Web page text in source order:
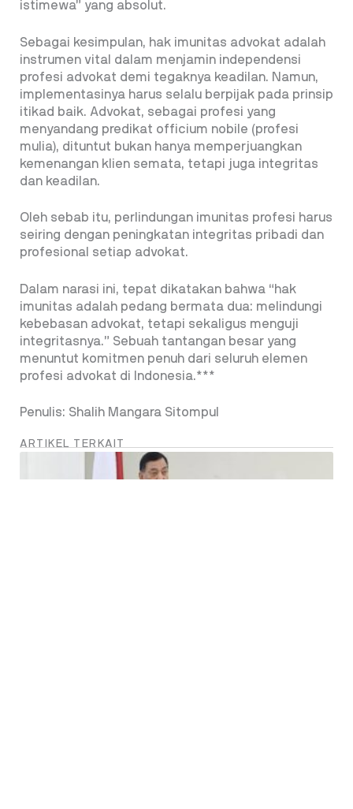
istimewa” yang absolut.
Sebagai kesimpulan, hak imunitas advokat adalah
instrumen vital dalam menjamin independensi
profesi advokat demi tegaknya keadilan. Namun,
implementasinya harus selalu berpijak pada prinsip
itikad baik. Advokat, sebagai profesi yang
menyandang predikat officium nobile (profesi
mulia), dituntut bukan hanya memperjuangkan
kemenangan klien semata, tetapi juga integritas
dan keadilan.
Oleh sebab itu, perlindungan imunitas profesi harus
seiring dengan peningkatan integritas pribadi dan
profesional setiap advokat.
Dalam narasi ini, tepat dikatakan bahwa “hak
imunitas adalah pedang bermata dua: melindungi
kebebasan advokat, tetapi sekaligus menguji
integritasnya.” Sebuah tantangan besar yang
menuntut komitmen penuh dari seluruh elemen
profesi advokat di Indonesia.***
Penulis: Shalih Mangara Sitompul
ARTIKEL TERKAIT